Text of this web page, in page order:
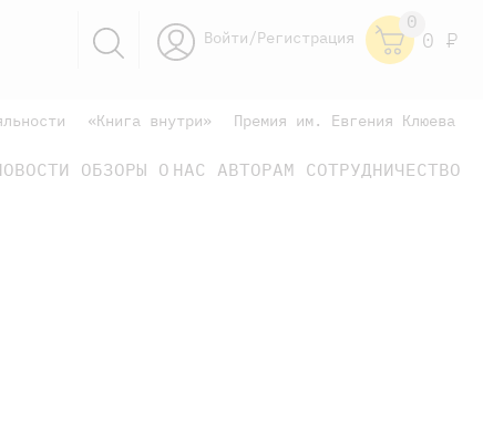
Войти/Регистрация
0
0 Р
«Книга внутри» Премия им. Евгения Клюева
ОБЗОРЫ О НАС АВТОРАМ СОТРУДНИЧЕСТВО